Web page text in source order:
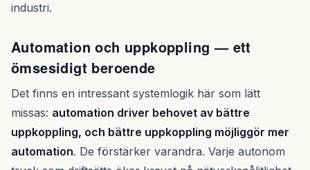
industri.
Automation och uppkoppling — ett
ömsesidigt beroende
Det finns en intressant systemlogik här som lätt
missas: automation driver behovet av bättre
uppkoppling, och bättre uppkoppling möjliggör mer
automation. De förstärker varandra. Varje autonom